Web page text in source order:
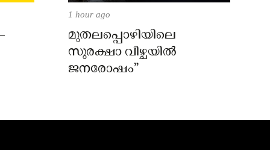
1 hour ago
മുതലപ്പൊഴിയിലെ
സുരക്ഷാ വീഴ്ചയിൽ
ജനരോഷം”